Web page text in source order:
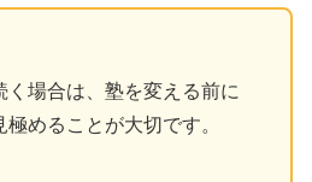
場合は、塾を変える前に
極めることが大切です。